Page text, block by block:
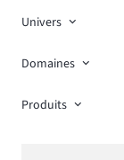
Univers
Domaines
Produits